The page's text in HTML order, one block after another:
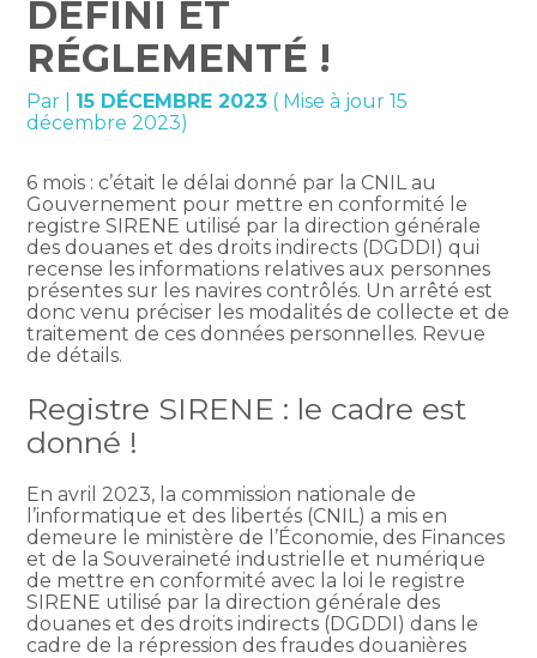
DÉFINI ET
RÉGLEMENTÉ !
Par 15 DÉCEMBRE 2023 ( Mise à jour 15
décembre 2023)
6 mois : c’était le délai donné par la CNIL au
Gouvernement pour mettre en conformité le
registre SIRENE utilisé par la direction générale
des douanes et des droits indirects (DGDDI) qui
recense les informations relatives aux personnes
présentes sur les navires contrôlés. Un arrêté est
donc venu préciser les modalités de collecte et de
traitement de ces données personnelles. Revue
de détails.
Registre SIRENE : le cadre est
donné !
En avril 2023, la commission nationale de
l’informatique et des libertés (CNIL) a mis en
demeure le ministère de l’Économie, des Finances
et de la Souveraineté industrielle et numérique
de mettre en conformité avec la loi le registre
SIRENE utilisé par la direction générale des
douanes et des droits indirects (DGDDI) dans le
cadre de la répression des fraudes douanières